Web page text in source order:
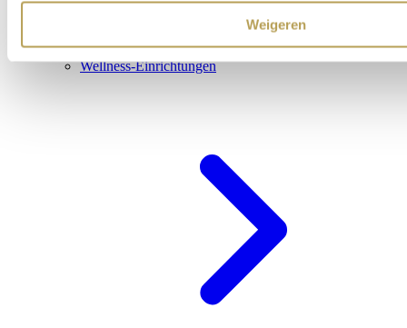
Weigeren
Wellness-Einrichtungen